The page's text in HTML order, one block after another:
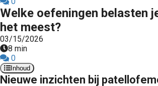
Welke oefeningen belasten
het meest?
03/15/2026
8 min
0
Inhoud
Nieuwe inzichten bij
de
Hierdoor
website-